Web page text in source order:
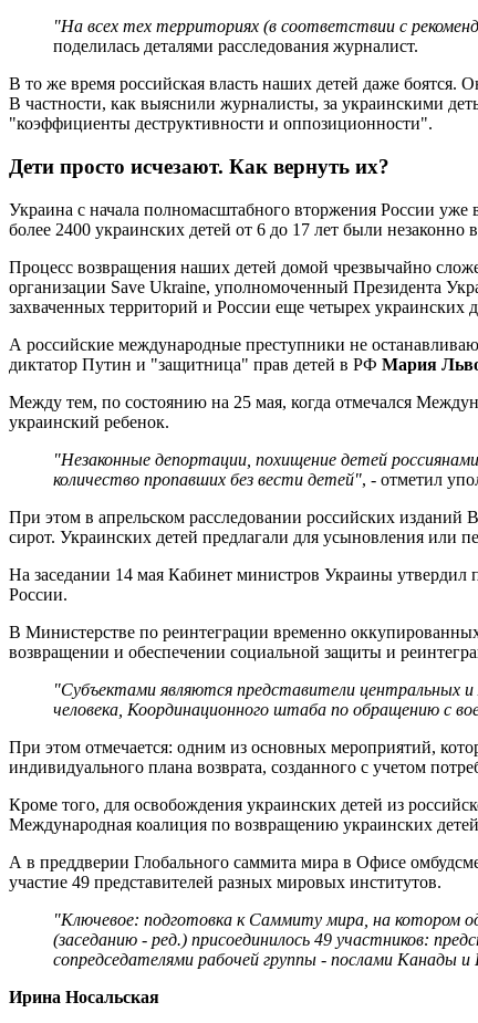
"На всех тех территориях (в соответствии с
поделилась деталями расследования журналист.
В то же время российская власть наших детей даже боятся.
В частности, как выяснили журналисты, за украинскими
"коэффициенты деструктивности и оппозиционности".
Дети просто исчезают. Как вернуть их?
Украина с начала полномасштабного вторжения России
более 2400 украинских детей от 6 до 17 лет были незаконно
Процесс возвращения наших детей домой чрезвычайно
организации Save Ukraine, уполномоченный Президента
захваченных территорий и России еще четырех украинских
А российские международные преступники не
диктатор Путин и "защитница" прав детей в РФ Мария
Между тем, по состоянию на 25 мая, когда отмечался
украинский ребенок.
"Незаконные депортации, похищение детей
количество пропавших без вести детей", - отметил
При этом в апрельском расследовании российских изданий
сирот. Украинских детей предлагали для усыновления или
На заседании 14 мая Кабинет министров Украины
России.
В Министерстве по реинтеграции временно
возвращении и обеспечении социальной защиты и
"Субъектами являются представители центральных и
человека, Координационного штаба по обращению с
При этом отмечается: одним из основных мероприятий,
индивидуального плана возврата, созданного с учетом
Кроме того, для освобождения украинских детей из
Международная коалиция по возвращению украинских
А в преддверии Глобального саммита мира в Офисе
участие 49 представителей разных мировых институтов.
"Ключевое: подготовка к Саммиту мира, на котором
(заседанию - ред.) присоединилось 49 участников:
сопредседателями рабочей группы - послами Канады и
Ирина Носальская